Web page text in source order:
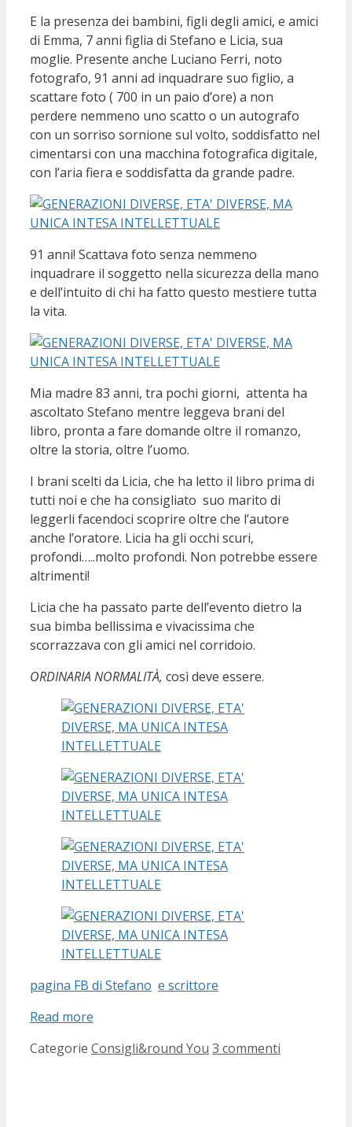
E la presenza dei bambini, figli degli amici, e amici
di Emma, 7 anni figlia di Stefano e Licia, sua
moglie. Presente anche Luciano Ferri, noto
fotografo, 91 anni ad inquadrare suo figlio, a
scattare foto ( 700 in un paio d’ore) a non
perdere nemmeno uno scatto o un autografo
con un sorriso sornione sul volto, soddisfatto nel
cimentarsi con una macchina fotografica digitale,
con l’aria fiera e soddisfatta da grande padre.
91 anni! Scattava foto senza nemmeno
inquadrare il soggetto nella sicurezza della mano
e dell’intuito di chi ha fatto questo mestiere tutta
la vita.
Mia madre 83 anni, tra pochi giorni, attenta ha
ascoltato Stefano mentre leggeva brani del
libro, pronta a fare domande oltre il romanzo,
oltre la storia, oltre l’uomo.
I brani scelti da Licia, che ha letto il libro prima di
tutti noi e che ha consigliato suo marito di
leggerli facendoci scoprire oltre che l’autore
anche l’oratore. Licia ha gli occhi scuri,
profondi…..molto profondi. Non potrebbe essere
altrimenti!
Licia che ha passato parte dell’evento dietro la
sua bimba bellissima e vivacissima che
scorrazzava con gli amici nel corridoio.
ORDINARIA NORMALITÀ, così deve essere.
pagina FB di Stefano e scrittore
Read more
Categorie Consigli&round You 3 commenti